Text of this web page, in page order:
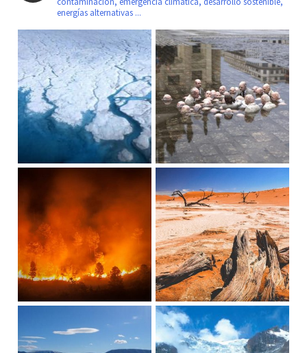
energías alternativas ...